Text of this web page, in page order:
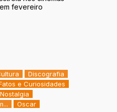
fevereiro
Discografia
e Curiosidades
Nostalgia
Oscar